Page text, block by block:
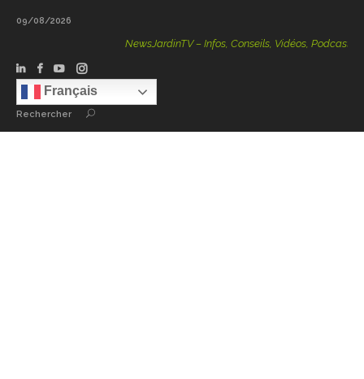
09/08/2026
NewsJardinTV – Infos, Conseils, Vidéos, Podcasts – 100
Français
Rechercher